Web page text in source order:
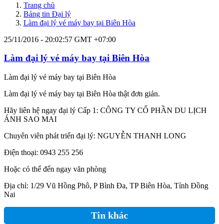
Trang chủ
Bảng tin Đại lý
Làm đại lý vé máy bay tại Biên Hòa
25/11/2016 - 20:02:57 GMT +07:00
Làm đại lý vé máy bay tại Biên Hòa
Làm đại lý vé máy bay tại Biên Hòa
Làm đại lý vé máy bay tại Biên Hòa thật đơn giản.
Hãy liên hệ ngay đại lý Cấp 1: CÔNG TY CỔ PHẦN DU LỊCH
ÁNH SAO MAI
Chuyên viên phát triển đại lý: NGUYỄN THANH LONG
Điện thoại: 0943 255 256
Hoặc có thể đến ngay văn phòng
Địa chỉ: 1/29 Vũ Hồng Phô, P Bình Đa, TP Biên Hòa, Tỉnh Đồng
Nai
Tin khác